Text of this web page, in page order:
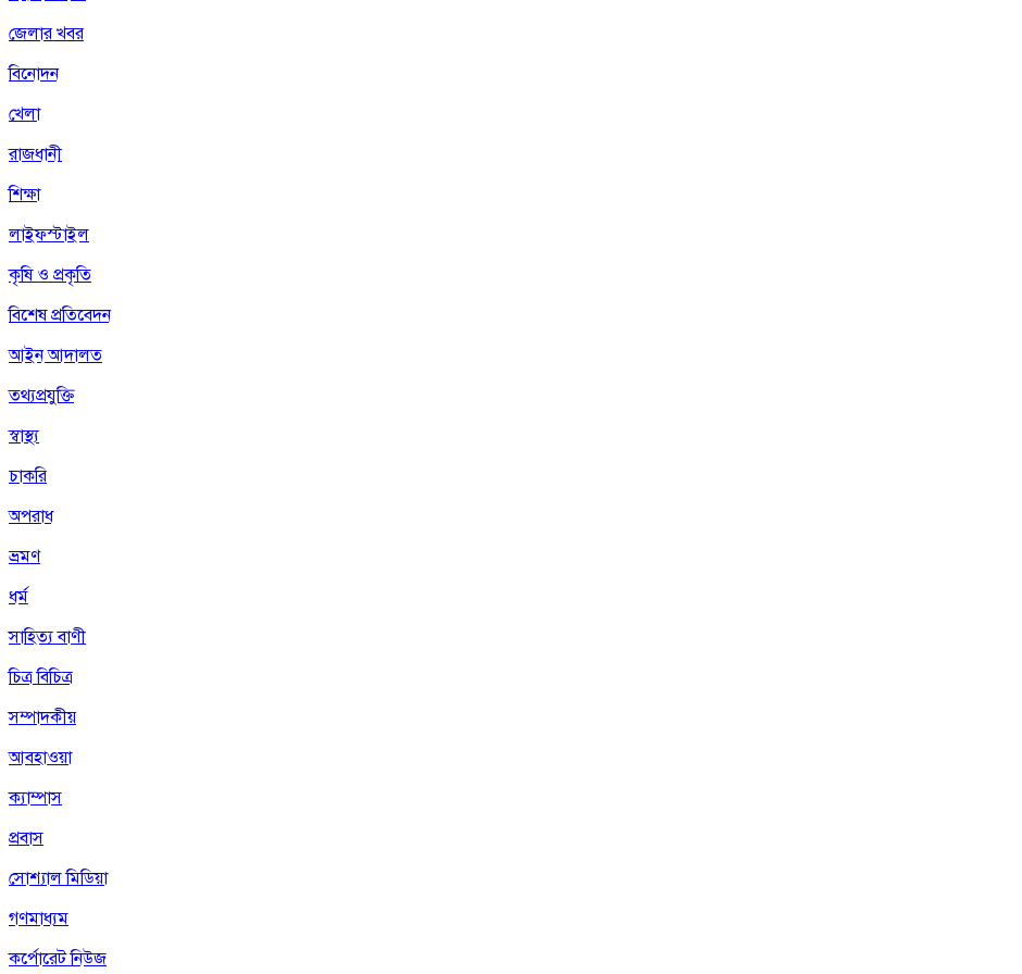
জেলার খবর
বিনোদন
খেলা
রাজধানী
শিক্ষা
লাইফস্টাইল
কৃষি ও প্রকৃতি
বিশেষ প্রতিবেদন
আইন আদালত
তথ্যপ্রযুক্তি
স্বাস্থ্য
চাকরি
অপরাধ
ভ্রমণ
ধর্ম
সাহিত্য বাণী
চিত্র বিচিত্র
সম্পাদকীয়
আবহাওয়া
ক্যাম্পাস
প্রবাস
সোশ্যাল মিডিয়া
গণমাধ্যম
কর্পোরেট নিউজ